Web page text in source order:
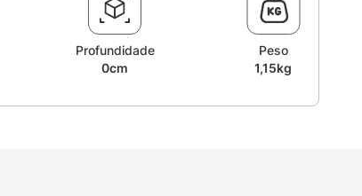
Profundidade
0cm
Peso
1,15kg